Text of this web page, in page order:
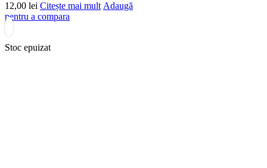
12,00 lei Citește mai mult Adaugă
pentru a compara
Stoc epuizat